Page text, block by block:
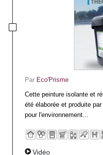
Par Eco'Prisme
Cette peinture isolante et
été élaborée et produite
pour l'environnement...
Vidéo